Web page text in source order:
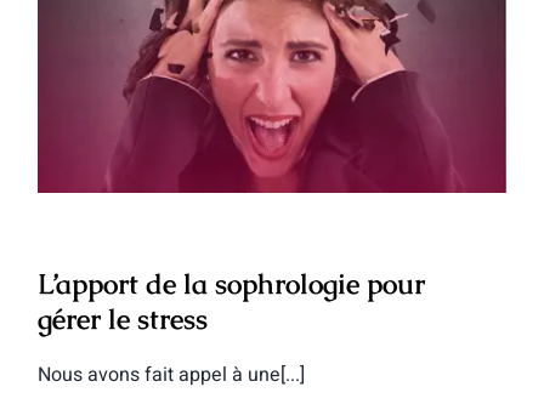
L’apport de la sophrologie pour gérer le
stress
L’apport de la sophrologie pour
gérer le stress
Nous avons fait appel à une[...]